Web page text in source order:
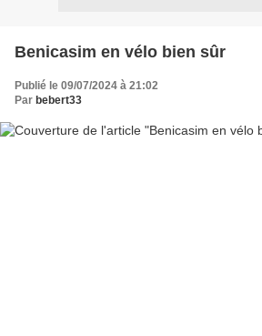
Benicasim en vélo bien sûr
Publié le 09/07/2024 à 21:02
Par bebert33